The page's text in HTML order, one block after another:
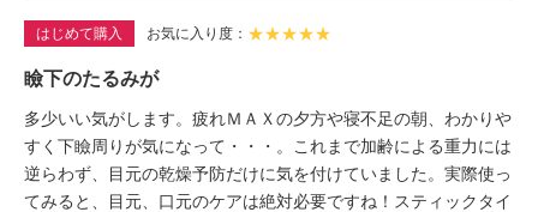
はじめて購入 お気に入り度 ★★★★★
瞼下のたるみが
多少いい気がします。疲れＭＡＸの夕方や寝不足の朝、わかりや
すく下瞼周りが気になって・・・。これまで加齢による重力には
逆らわず、目元の乾燥予防だけに気を付けていました。実際使っ
てみると、目元、口元のケアは絶対必要ですね！スティックタイ